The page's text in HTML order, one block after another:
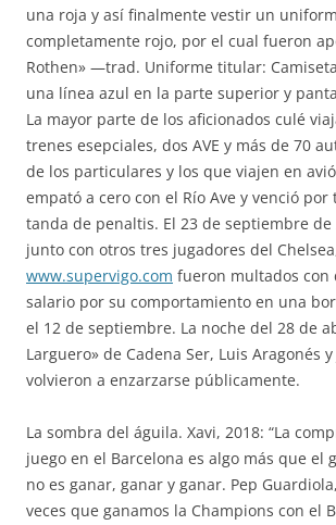
una roja y así finalmente vestir un
completamente rojo, por el cual fueron
Rothen» —trad. Uniforme titular:
una línea azul en la parte superior y
La mayor parte de los aficionados culé
trenes esepciales, dos AVE y más de 70
de los particulares y los que viajen en
empató a cero con el Río Ave y venció por
tanda de penaltis. El 23 de septiembre de
junto con otros tres jugadores del
www.supervigo.com fueron multados con
salario por su comportamiento en una
el 12 de septiembre. La noche del 28 de
Larguero» de Cadena Ser, Luis Aragonés y
volvieron a enzarzarse públicamente.
La sombra del águila. Xavi, 2018: “La
juego en el Barcelona es algo más que el
no es ganar, ganar y ganar. Pep
veces que ganamos la Champions con el